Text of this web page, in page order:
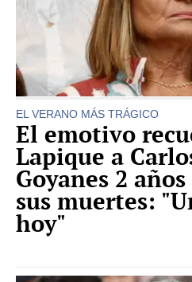
EL VERANO MÁS TRÁGICO
El emotivo
Lapique a
Goyanes 2
sus muertes:
hoy"